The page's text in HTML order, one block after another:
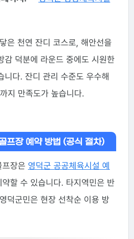
은 천연 잔디 코스로, 해안선을
감 덕분에 라운드 중에도 시원한
니다. 잔디 관리 수준도 우수해
지 만족도가 높습니다.
프장 예약 방법 (공식 절차)
장은 영덕군 공공체육시설 예
할 수 있습니다. 타지역민은 반
덕군민은 현장 선착순 이용 방